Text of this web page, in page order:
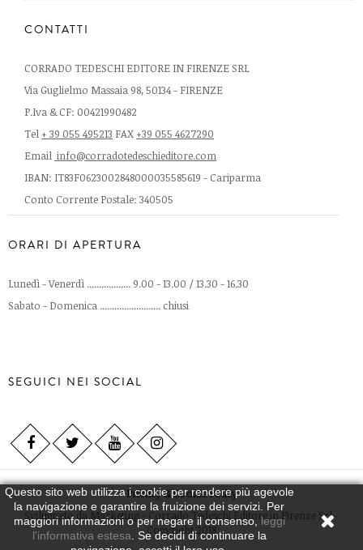
Questo sito web utilizza i cookie per rendere più agevole
la navigazione e garantire la fruizione dei servizi. Per
maggiori informazioni o per negare il consenso,leggi
l'informativa estesa . Se decidi di continuare la
CONTATTI
CORRADO TEDESCHI EDITORE IN FIRENZE SRL
Via Guglielmo Massaia 98, 50134 - FIRENZE
P.Iva & CF: 00421990482
Tel + 39 055 495213 FAX +39 055 4627290
Email info@corradotedeschieditore.com
IBAN: IT83F0623002848000035585619 - Cariparma
Conto Corrente Postale: 340505
ORARI DI APERTURA
Lunedì - Venerdì .................. 9.00 - 13.00 / 13.30 - 16.30
Sabato - Domenica ......................... chiusi
SEGUICI NEI SOCIAL
Privacy & Cookie Policy
Sviluppato da Marketing - Corrado Tedeschi Editore in Firenze Srl -
Copyright 2018